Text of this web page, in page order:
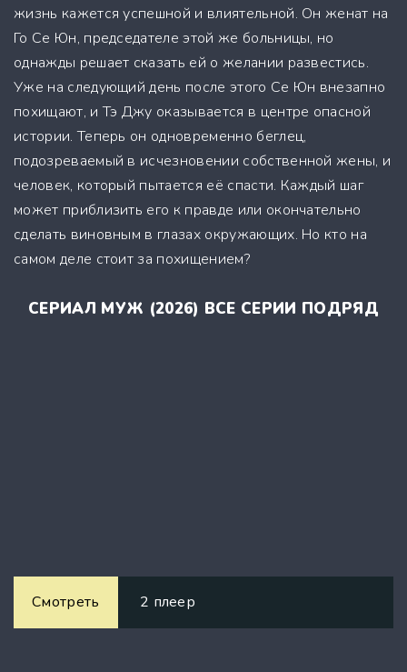
жизнь кажется успешной и влиятельной. Он женат на
Го Се Юн, председателе этой же больницы, но
однажды решает сказать ей о желании развестись.
Уже на следующий день после этого Се Юн внезапно
похищают, и Тэ Джу оказывается в центре опасной
истории. Теперь он одновременно беглец,
подозреваемый в исчезновении собственной жены, и
человек, который пытается её спасти. Каждый шаг
может приблизить его к правде или окончательно
сделать виновным в глазах окружающих. Но кто на
самом деле стоит за похищением?
СЕРИАЛ МУЖ (2026) ВСЕ СЕРИИ ПОДРЯД
Смотреть 2 плеер